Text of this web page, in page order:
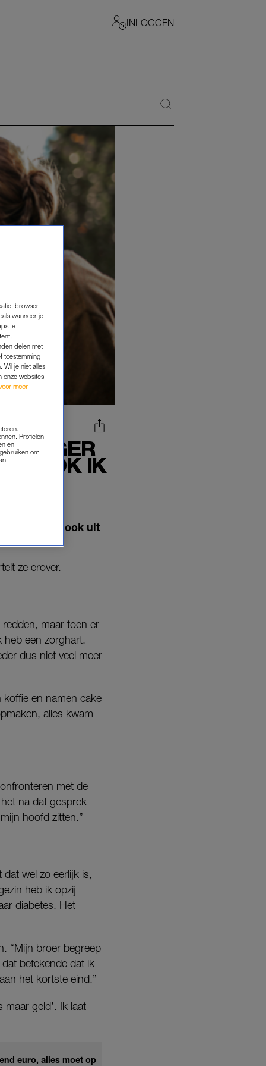
INLOGGEN
TROK IK
erfenis kan ook uit
ze erover.
maar toen er
heb een zorghart.
dus niet veel meer
koffie en namen cake
alles kwam
met de
na dat gesprek
hoofd zitten.”
wel zo eerlijk is,
heb ik opzij
diabetes. Het
“Mijn broer begreep
betekende dat ik
het kortste eind.”
geld’. Ik laat
euro, alles moet op
browser
wanneer je
te
delen met
toestemming
Wil je niet alles
onze websites
meer
Profielen
en
om